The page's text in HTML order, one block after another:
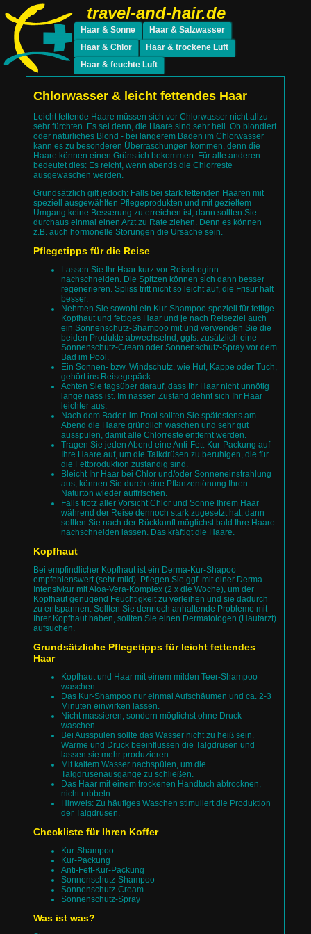
travel-and-hair.de
Haar & Sonne
normales Haar
trockenes Haar
feines Haar
fettendes Haar
naturkrauses Haar
dauergewelltes Haar
coloriertes Haar
Haar & Salzwasser
normales Haar
trockenes Haar
feines Haar
fettendes Haar
naturkrauses Haar
dauergewelltes Haar
coloriertes Haar
Haar & Chlor
normales Haar
trockenes Haar
feines Haar
fettendes Haar
naturkrauses Haar
dauergewelltes Haar
coloriertes Haar
Haar & trockene Luft
normales Haar
trockenes Haar
feines Haar
fettendes Haar
naturkrauses Haar
dauergewelltes Haar
coloriertes Haar
Haar & feuchte Luft
fettendes Haar
naturkrauses Haar
dauergewelltes Haar
coloriertes Haar
Chlorwasser & leicht fettendes Haar
Leicht fettende Haare müssen sich vor Chlorwasser nicht allzu
sehr fürchten. Es sei denn, die Haare sind sehr hell. Ob blondiert
oder natürliches Blond - bei längerem Baden im Chlorwasser
kann es zu besonderen Überraschungen kommen, denn die
Haare können einen Grünstich bekommen. Für alle anderen
bedeutet dies: Es reicht, wenn abends die Chlorreste
ausgewaschen werden.
Grundsätzlich gilt jedoch: Falls bei stark fettenden Haaren mit
speziell ausgewählten Pflegeprodukten und mit gezieltem
Umgang keine Besserung zu erreichen ist, dann sollten Sie
durchaus einmal einen Arzt zu Rate ziehen. Denn es können
z.B. auch hormonelle Störungen die Ursache sein.
Pflegetipps für die Reise
Lassen Sie Ihr Haar kurz vor Reisebeginn
nachschneiden. Die Spitzen können sich dann besser
regenerieren. Spliss tritt nicht so leicht auf, die Frisur hält
besser.
Nehmen Sie sowohl ein Kur-Shampoo speziell für fettige
Kopfhaut und fettiges Haar und je nach Reiseziel auch
ein Sonnenschutz-Shampoo mit und verwenden Sie die
beiden Produkte abwechselnd, ggfs. zusätzlich eine
Sonnenschutz-Cream oder Sonnenschutz-Spray vor dem
Bad im Pool.
Ein Sonnen- bzw. Windschutz, wie Hut, Kappe oder Tuch,
gehört ins Reisegepäck.
Achten Sie tagsüber darauf, dass Ihr Haar nicht unnötig
lange nass ist. Im nassen Zustand dehnt sich Ihr Haar
leichter aus.
Nach dem Baden im Pool sollten Sie spätestens am
Abend die Haare gründlich waschen und sehr gut
ausspülen, damit alle Chlorreste entfernt werden.
Tragen Sie jeden Abend eine Anti-Fett-Kur-Packung auf
Ihre Haare auf, um die Talkdrüsen zu beruhigen, die für
die Fettproduktion zuständig sind.
Bleicht Ihr Haar bei Chlor und/oder Sonneneinstrahlung
aus, können Sie durch eine Pflanzentönung Ihren
Naturton wieder auffrischen.
Falls trotz aller Vorsicht Chlor und Sonne Ihrem Haar
während der Reise dennoch stark zugesetzt hat, dann
sollten Sie nach der Rückkunft möglichst bald Ihre Haare
nachschneiden lassen. Das kräftigt die Haare.
Kopfhaut
Bei empfindlicher Kopfhaut ist ein Derma-Kur-Shapoo
empfehlenswert (sehr mild). Pflegen Sie ggf. mit einer Derma-
Intensivkur mit Aloa-Vera-Komplex (2 x die Woche), um der
Kopfhaut genügend Feuchtigkeit zu verleihen und sie dadurch
zu entspannen. Sollten Sie dennoch anhaltende Probleme mit
Ihrer Kopfhaut haben, sollten Sie einen Dermatologen (Hautarzt)
aufsuchen.
Grundsätzliche Pflegetipps für leicht fettendes
Haar
Kopfhaut und Haar mit einem milden Teer-Shampoo
waschen.
Das Kur-Shampoo nur einmal Aufschäumen und ca. 2-3
Minuten einwirken lassen.
Nicht massieren, sondern möglichst ohne Druck
waschen.
Bei Ausspülen sollte das Wasser nicht zu heiß sein.
Wärme und Druck beeinflussen die Talgdrüsen und
lassen sie mehr produzieren.
Mit kaltem Wasser nachspülen, um die
Talgdrüsenausgänge zu schließen.
Das Haar mit einem trockenen Handtuch abtrocknen,
nicht rubbeln.
Hinweis: Zu häufiges Waschen stimuliert die Produktion
der Talgdrüsen.
Checkliste für Ihren Koffer
Kur-Shampoo
Kur-Packung
Anti-Fett-Kur-Packung
Sonnenschutz-Shampoo
Sonnenschutz-Cream
Sonnenschutz-Spray
Was ist was?